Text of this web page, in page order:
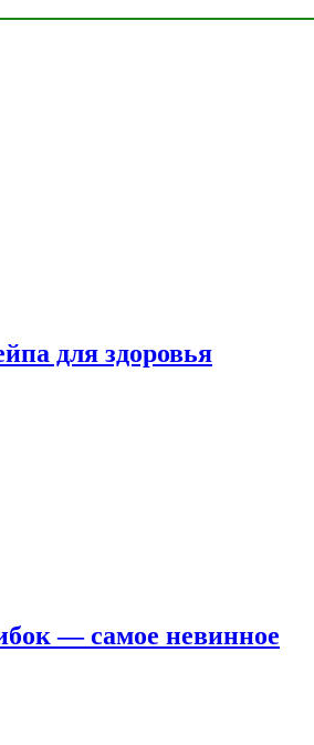
для здоровья
— самое невинное